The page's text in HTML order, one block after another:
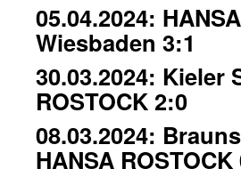
05.04.2024:
Wiesbaden 3:1
30.03.2024: Kieler
ROSTOCK 2:0
08.03.2024:
HANSA ROSTOCK